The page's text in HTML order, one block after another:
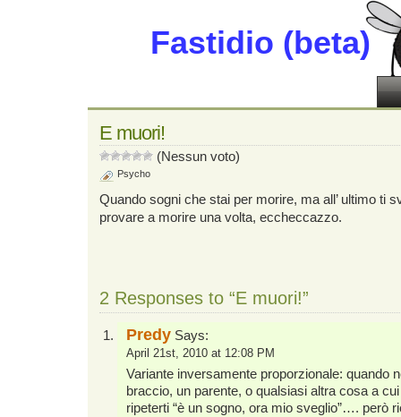
Fastidio (beta)
E muori!
(Nessun voto)
Psycho
Quando sogni che stai per morire, ma all’ ultimo ti
provare a morire una volta, eccheccazzo.
2 Responses to “E muori!”
Predy Says:
April 21st, 2010 at 12:08 PM
Variante inversamente proporzionale: quando
braccio, un parente, o qualsiasi altra cosa a
ripeterti “è un sogno, ora mio sveglio”…. però